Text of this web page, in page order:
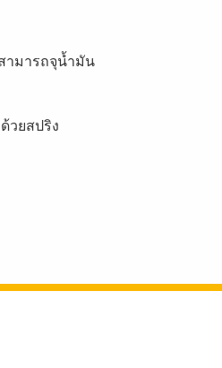
ามารถจุน้ำมัน
วยสปริง